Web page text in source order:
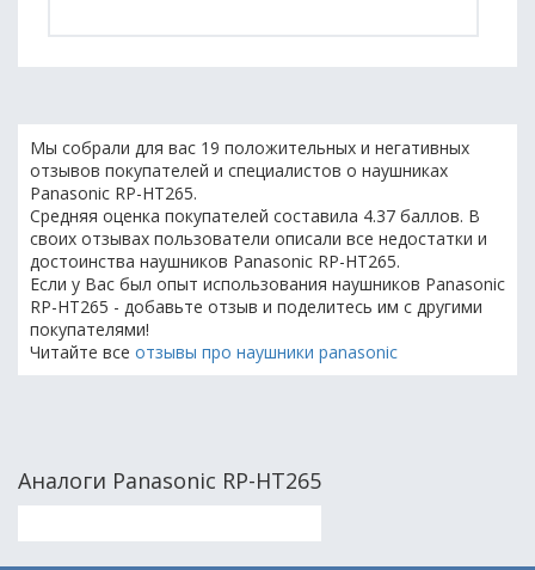
Мы собрали для вас 19 положительных и негативных
отзывов покупателей и специалистов о наушниках
Panasonic RP-HT265.
Средняя оценка покупателей составила 4.37 баллов. В
своих отзывах пользователи описали все недостатки и
достоинства наушников Panasonic RP-HT265.
Если у Вас был опыт использования наушников Panasonic
RP-HT265 - добавьте отзыв и поделитесь им с другими
покупателями!
Читайте все отзывы про наушники panasonic
Аналоги Panasonic RP-HT265